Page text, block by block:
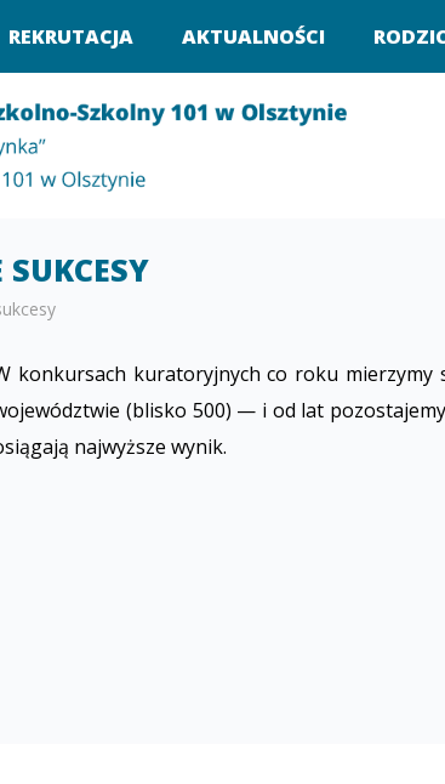
REKRUTACJA AKTUALNOŚCI
konkursach kuratoryjnych co roku mierzymy
(blisko 500) — i od lat
najwyższe wynik.